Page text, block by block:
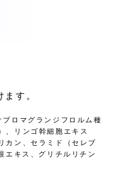
す。
ロマグランジフロルム種
、リンゴ幹細胞エキス
カン、セラミド（セレブ
エキス、グリチルリチン